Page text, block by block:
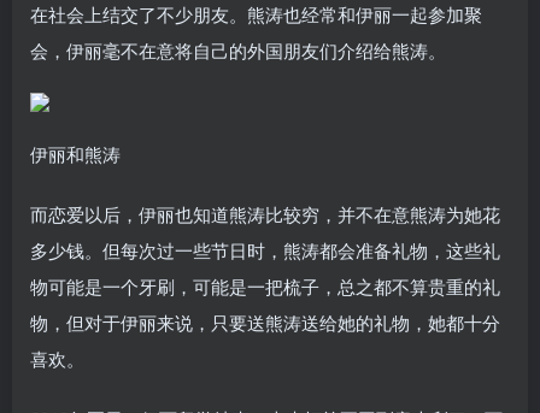
在社会上结交了不少朋友。熊涛也经常和伊丽一起参加聚
会，伊丽毫不在意将自己的外国朋友们介绍给熊涛。
伊丽和熊涛
而恋爱以后，伊丽也知道熊涛比较穷，并不在意熊涛为她花
多少钱。但每次过一些节日时，熊涛都会准备礼物，这些礼
物可能是一个牙刷，可能是一把梳子，总之都不算贵重的礼
物，但对于伊丽来说，只要送熊涛送给她的礼物，她都十分
喜欢。